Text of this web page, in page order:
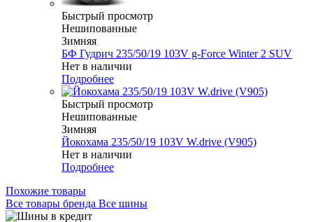
Быстрый просмотр
Нешипованные
Зимняя
БФ Гудрич 235/50/19 103V g-Force Winter 2 SUV
Нет в наличии
Подробнее
Быстрый просмотр
Нешипованные
Зимняя
Йокохама 235/50/19 103V W.drive (V905)
Нет в наличии
Подробнее
Похожие товары
Все товары бренда Все шины